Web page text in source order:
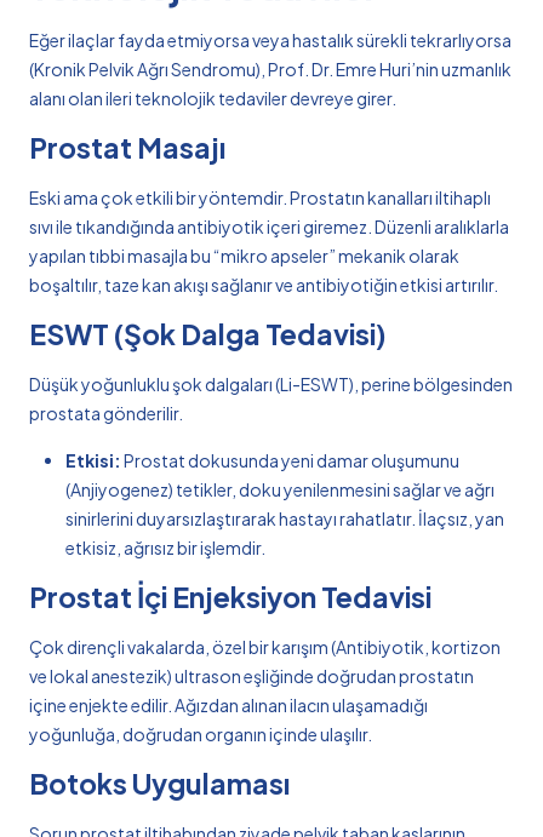
Eğer ilaçlar fayda etmiyorsa veya hastalık sürekli tekrarlıyorsa
(Kronik Pelvik Ağrı Sendromu), Prof. Dr. Emre Huri’nin uzmanlık
alanı olan ileri teknolojik tedaviler devreye girer.
Prostat Masajı
Eski ama çok etkili bir yöntemdir. Prostatın kanalları iltihaplı
sıvı ile tıkandığında antibiyotik içeri giremez. Düzenli aralıklarla
yapılan tıbbi masajla bu “mikro apseler” mekanik olarak
boşaltılır, taze kan akışı sağlanır ve antibiyotiğin etkisi artırılır.
ESWT (Şok Dalga Tedavisi)
Düşük yoğunluklu şok dalgaları (Li-ESWT), perine bölgesinden
prostata gönderilir.
Etkisi: Prostat dokusunda yeni damar oluşumunu
(Anjiyogenez) tetikler, doku yenilenmesini sağlar ve ağrı
sinirlerini duyarsızlaştırarak hastayı rahatlatır. İlaçsız, yan
etkisiz, ağrısız bir işlemdir.
Prostat İçi Enjeksiyon Tedavisi
Çok dirençli vakalarda, özel bir karışım (Antibiyotik, kortizon
ve lokal anestezik) ultrason eşliğinde doğrudan prostatın
içine enjekte edilir. Ağızdan alınan ilacın ulaşamadığı
yoğunluğa, doğrudan organın içinde ulaşılır.
Botoks Uygulaması